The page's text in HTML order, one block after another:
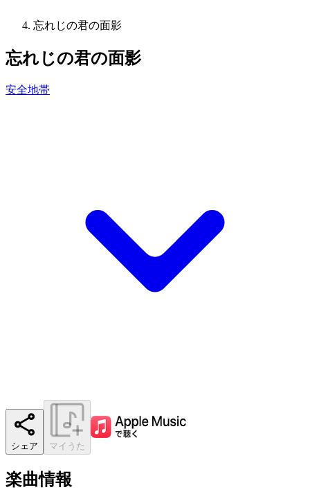
忘れじの君の面影
忘れじの君の面影
安全地帯
シェア マイうた
楽曲情報